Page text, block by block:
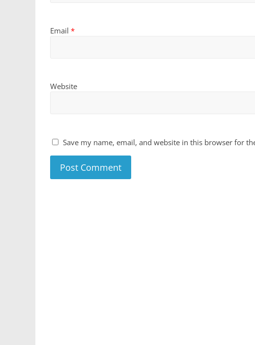
Email *
Website
Save my name, email, and website in this browser for